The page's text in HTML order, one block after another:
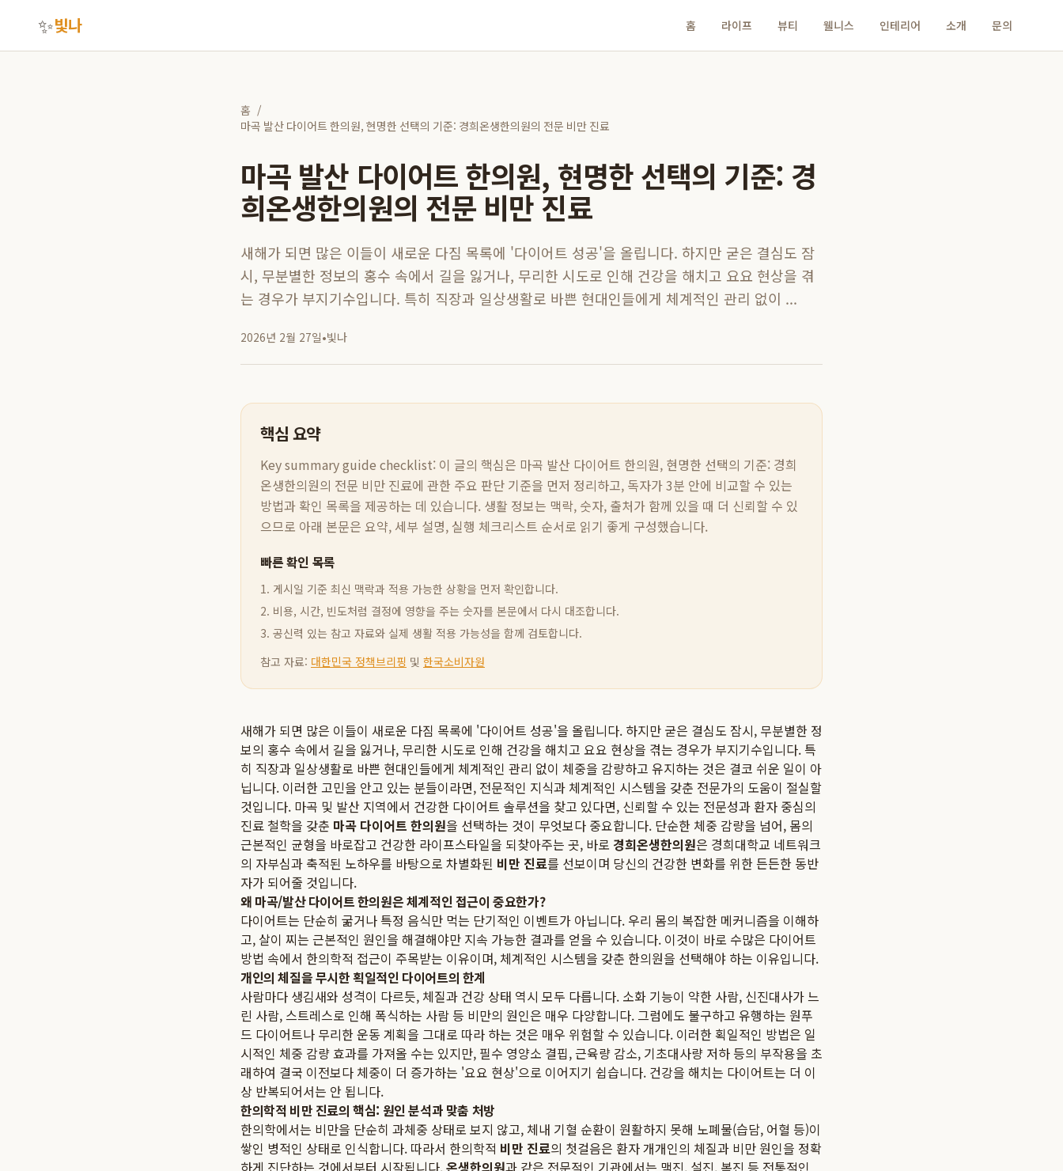
✨빛나 홈 라이프 뷰티 웰니스 인테리어 소개 문의
홈 /
마곡 발산 다이어트 한의원, 현명한 선택의 기준: 경희온생한의원의 전문 비만 진료
마곡 발산 다이어트 한의원, 현명한 선택의 기준: 경
희온생한의원의 전문 비만 진료
새해가 되면 많은 이들이 새로운 다짐 목록에 '다이어트 성공'을 올립니다. 하지만 굳은 결심도 잠
시, 무분별한 정보의 홍수 속에서 길을 잃거나, 무리한 시도로 인해 건강을 해치고 요요 현상을 겪
는 경우가 부지기수입니다. 특히 직장과 일상생활로 바쁜 현대인들에게 체계적인 관리 없이 ...
2026년 2월 27일•빛나
핵심 요약
Key summary guide checklist: 이 글의 핵심은 마곡 발산 다이어트 한의원, 현명한 선택의 기준: 경희
온생한의원의 전문 비만 진료에 관한 주요 판단 기준을 먼저 정리하고, 독자가 3분 안에 비교할 수 있는
방법과 확인 목록을 제공하는 데 있습니다. 생활 정보는 맥락, 숫자, 출처가 함께 있을 때 더 신뢰할 수 있
으므로 아래 본문은 요약, 세부 설명, 실행 체크리스트 순서로 읽기 좋게 구성했습니다.
빠른 확인 목록
1. 게시일 기준 최신 맥락과 적용 가능한 상황을 먼저 확인합니다.
2. 비용, 시간, 빈도처럼 결정에 영향을 주는 숫자를 본문에서 다시 대조합니다.
3. 공신력 있는 참고 자료와 실제 생활 적용 가능성을 함께 검토합니다.
참고 자료: 대한민국 정책브리핑 및 한국소비자원
새해가 되면 많은 이들이 새로운 다짐 목록에 '다이어트 성공'을 올립니다. 하지만 굳은 결심도 잠시, 무분별한 정
보의 홍수 속에서 길을 잃거나, 무리한 시도로 인해 건강을 해치고 요요 현상을 겪는 경우가 부지기수입니다. 특
히 직장과 일상생활로 바쁜 현대인들에게 체계적인 관리 없이 체중을 감량하고 유지하는 것은 결코 쉬운 일이 아
닙니다. 이러한 고민을 안고 있는 분들이라면, 전문적인 지식과 체계적인 시스템을 갖춘 전문가의 도움이 절실할
것입니다. 마곡 및 발산 지역에서 건강한 다이어트 솔루션을 찾고 있다면, 신뢰할 수 있는 전문성과 환자 중심의
진료 철학을 갖춘 마곡 다이어트 한의원을 선택하는 것이 무엇보다 중요합니다. 단순한 체중 감량을 넘어, 몸의
근본적인 균형을 바로잡고 건강한 라이프스타일을 되찾아주는 곳, 바로 경희온생한의원은 경희대학교 네트워크
의 자부심과 축적된 노하우를 바탕으로 차별화된 비만 진료를 선보이며 당신의 건강한 변화를 위한 든든한 동반
자가 되어줄 것입니다.
왜 마곡/발산 다이어트 한의원은 체계적인 접근이 중요한가?
다이어트는 단순히 굶거나 특정 음식만 먹는 단기적인 이벤트가 아닙니다. 우리 몸의 복잡한 메커니즘을 이해하
고, 살이 찌는 근본적인 원인을 해결해야만 지속 가능한 결과를 얻을 수 있습니다. 이것이 바로 수많은 다이어트
방법 속에서 한의학적 접근이 주목받는 이유이며, 체계적인 시스템을 갖춘 한의원을 선택해야 하는 이유입니다.
개인의 체질을 무시한 획일적인 다이어트의 한계
사람마다 생김새와 성격이 다르듯, 체질과 건강 상태 역시 모두 다릅니다. 소화 기능이 약한 사람, 신진대사가 느
린 사람, 스트레스로 인해 폭식하는 사람 등 비만의 원인은 매우 다양합니다. 그럼에도 불구하고 유행하는 원푸
드 다이어트나 무리한 운동 계획을 그대로 따라 하는 것은 매우 위험할 수 있습니다. 이러한 획일적인 방법은 일
시적인 체중 감량 효과를 가져올 수는 있지만, 필수 영양소 결핍, 근육량 감소, 기초대사량 저하 등의 부작용을 초
래하여 결국 이전보다 체중이 더 증가하는 '요요 현상'으로 이어지기 쉽습니다. 건강을 해치는 다이어트는 더 이
상 반복되어서는 안 됩니다.
한의학적 비만 진료의 핵심: 원인 분석과 맞춤 처방
한의학에서는 비만을 단순히 과체중 상태로 보지 않고, 체내 기혈 순환이 원활하지 못해 노폐물(습담, 어혈 등)이
쌓인 병적인 상태로 인식합니다. 따라서 한의학적 비만 진료의 첫걸음은 환자 개개인의 체질과 비만 원인을 정확
하게 진단하는 것에서부터 시작됩니다.온생한의원과 같은 전문적인 기관에서는 맥진, 설진, 복진 등 전통적인